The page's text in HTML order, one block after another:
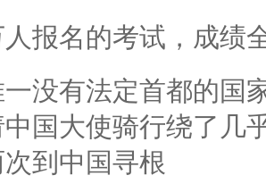
报名的考试，成绩
没有法定首都的国
国大使骑行绕了几
到中国寻根